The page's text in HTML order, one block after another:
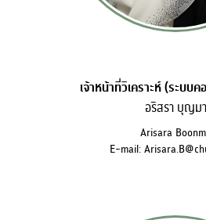
เจ้าหน้าที่วิเคราะห์ (ระบบ
อริสรา บุญมา
Arisara
E-mail: